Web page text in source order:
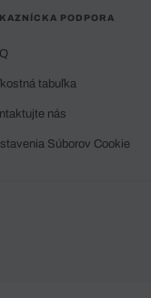
PODPORA
tabuľka
nás
Súborov Cookie